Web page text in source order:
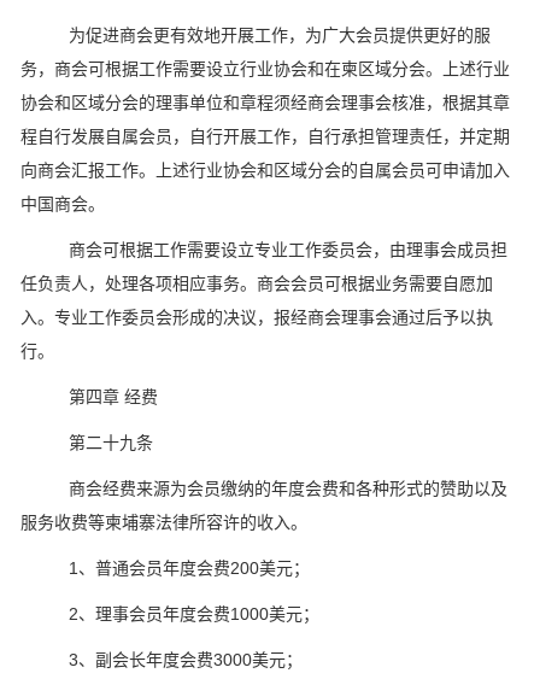
为促进商会更有效地开展工作，为广大会员提供更好的服
务，商会可根据工作需要设立行业协会和在柬区域分会。上述行业
协会和区域分会的理事单位和章程须经商会理事会核准，根据其章
程自行发展自属会员，自行开展工作，自行承担管理责任，并定期
向商会汇报工作。上述行业协会和区域分会的自属会员可申请加入
中国商会。
商会可根据工作需要设立专业工作委员会，由理事会成员担
任负责人，处理各项相应事务。商会会员可根据业务需要自愿加
入。专业工作委员会形成的决议，报经商会理事会通过后予以执
行。
第四章 经费
第二十九条
商会经费来源为会员缴纳的年度会费和各种形式的赞助以及
服务收费等柬埔寨法律所容许的收入。
1、普通会员年度会费200美元；
2、理事会员年度会费1000美元；
3、副会长年度会费3000美元；